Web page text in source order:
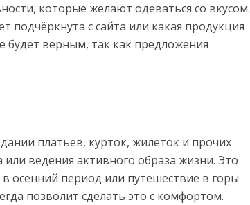
которые желают одеваться со вкусом.
подчёркнута с сайта или какая продукция
верным, так как предложения
платьев, курток, жилеток и прочих
ведения активного образа жизни. Это
осенний период или путешествие в горы
позволит сделать это с комфортом.